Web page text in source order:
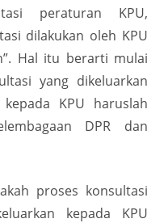
peraturan KPU,
dilakukan oleh KPU
Hal itu berarti mulai
yang dikeluarkan
KPU haruslah
DPR dan
proses konsultasi
kepada KPU